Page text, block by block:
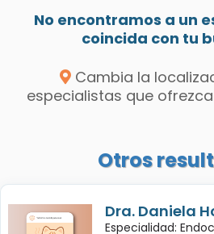
No encontramos a un
coincida con tu
Cambia la
especialistas que
Otros
Dra. Daniela
Especialidad: